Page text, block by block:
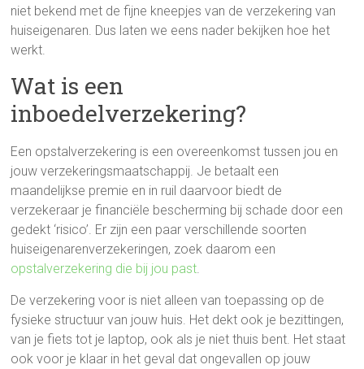
niet bekend met de fijne kneepjes van de verzekering van
huiseigenaren. Dus laten we eens nader bekijken hoe het
werkt.
Wat is een
inboedelverzekering?
Een opstalverzekering is een overeenkomst tussen jou en
jouw verzekeringsmaatschappij. Je betaalt een
maandelijkse premie en in ruil daarvoor biedt de
verzekeraar je financiële bescherming bij schade door een
gedekt ‘risico’. Er zijn een paar verschillende soorten
huiseigenarenverzekeringen, zoek daarom een
opstalverzekering die bij jou past.
De verzekering voor is niet alleen van toepassing op de
fysieke structuur van jouw huis. Het dekt ook je bezittingen,
van je fiets tot je laptop, ook als je niet thuis bent. Het staat
ook voor je klaar in het geval dat ongevallen op jouw